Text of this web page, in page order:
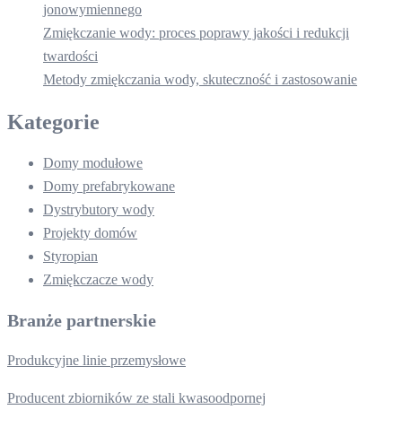
jonowymiennego
Zmiękczanie wody: proces poprawy jakości i redukcji
twardości
Metody zmiękczania wody, skuteczność i zastosowanie
Kategorie
Domy modułowe
Domy prefabrykowane
Dystrybutory wody
Projekty domów
Styropian
Zmiękczacze wody
Branże partnerskie
Produkcyjne linie przemysłowe
Producent zbiorników ze stali kwasoodpornej